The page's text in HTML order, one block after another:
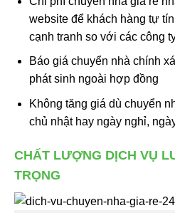
website để khách hàng tự
cạnh tranh so với các công
Báo giá chuyển nhà chính
phát sinh ngoài hợp đồng
Không tăng giá dù chuyển
chủ nhật hay ngày nghỉ,
CHẤT LƯỢNG DỊCH VỤ
TRỌNG